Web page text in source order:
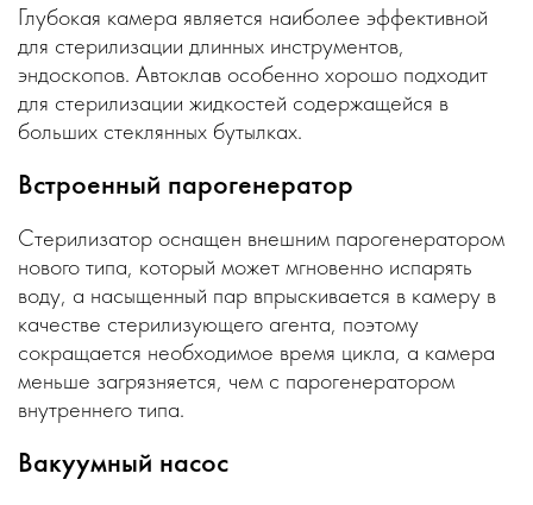
Глубокая камера является наиболее эффективной
для стерилизации длинных инструментов,
эндоскопов. Автоклав особенно хорошо подходит
для стерилизации жидкостей содержащейся в
больших стеклянных бутылках.
Встроенный парогенератор
Стерилизатор оснащен внешним парогенератором
нового типа, который может мгновенно испарять
воду, а насыщенный пар впрыскивается в камеру в
качестве стерилизующего агента, поэтому
сокращается необходимое время цикла, а камера
меньше загрязняется, чем с парогенератором
внутреннего типа.
Вакуумный насос